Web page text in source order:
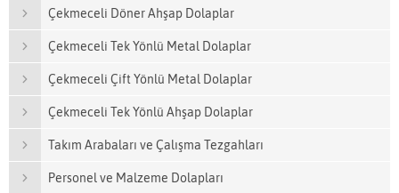
Çekmeceli Döner Ahşap Dolaplar
Çekmeceli Tek Yönlü Metal Dolaplar
Çekmeceli Çift Yönlü Metal Dolaplar
Çekmeceli Tek Yönlü Ahşap Dolaplar
Takım Arabaları ve Çalışma Tezgahları
Personel ve Malzeme Dolapları